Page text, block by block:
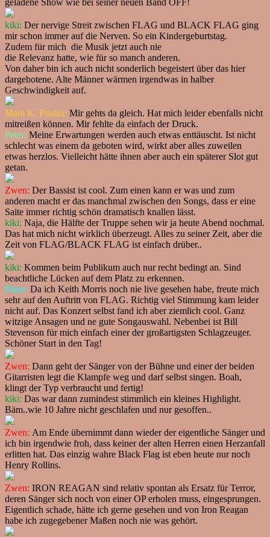
kiki: Der nervige Streit zwischen FLAG und BLACK FLAG ging
mir schon immer auf die Nerven. So ein Kindergeburtstag.
Zudem für mich die Musik jetzt auch nie
die Relevanz hatte, wie für so manch anderen.
Von daher bin ich auch nicht sonderlich begeistert über das hier
dargebotene. Alte Männer wärmen irgendwas in halber
Geschwindigkeit auf.
Mani K. Pitalist: Mir gehts da gleich. Hat mich leider ebenfalls nicht
mitreißen können. Mir fehlte da einfach der Druck.
Peter: Meine Erwartungen werden auch etwas enttäuscht. Ist nicht
schlecht was einem da geboten wird, wirkt aber alles zuweilen
etwas herzlos. Vielleicht hätte ihnen aber auch ein späterer Slot gut
getan.
Zwen: Der Bassist ist cool. Zum einen kann er was und zum
anderen macht er das manchmal zwischen den Songs, dass er eine
Saite immer richtig schön dramatisch knallen lässt.
kiki: Naja, die Hälfte der Truppe sehen wir ja heute Abend nochmal.
Das hat mich nicht wirklich überzeugt. Alles zu seiner Zeit, aber die
Zeit von FLAG/BLACK FLAG ist einfach drüber..
kiki: Kommen beim Publikum auch nur recht bedingt an. Sind
beachtliche Lücken auf dem Platz zu erkennen.
Patze: Da ich Keith Morris noch nie live gesehen habe, freute mich
sehr auf den Auftritt von FLAG. Richtig viel Stimmung kam leider
nicht auf. Das Konzert selbst fand ich aber ziemlich cool. Ganz
witzige Ansagen und ne gute Songauswahl. Nebenbei ist Bill
Stevenson für mich einfach einer der großartigsten Schlagzeuger.
Schöner Start in den Tag!
Zwen: Dann geht der Sänger von der Bühne und einer der beiden
Gitarristen legt die Klampfe weg und darf selbst singen. Boah,
klingt der Typ verbraucht und fertig!
kiki: Das war dann zumindest stimmlich ein kleines Highlight.
Bäm..wie 10 Jahre nicht geschlafen und nur gesoffen..
Zwen: Am Ende übernimmt dann wieder der eigentliche Sänger und
ich bin irgendwie froh, dass keiner der alten Herren einen Herzanfall
erlitten hat. Das einzig wahre Black Flag ist eben heute nur noch
Henry Rollins.
Zwen: IRON REAGAN sind relativ spontan als Ersatz für Terror,
deren Sänger sich noch von einer OP erholen muss, eingesprungen.
Eigentlich schade, hätte ich gerne gesehen und von Iron Reagan
habe ich zugegebener Maßen noch nie was gehört.